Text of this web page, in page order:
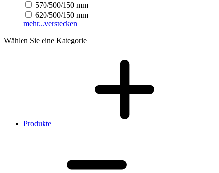
570/500/150 mm
620/500/150 mm
mehr...verstecken
Wählen Sie eine Kategorie
Produkte